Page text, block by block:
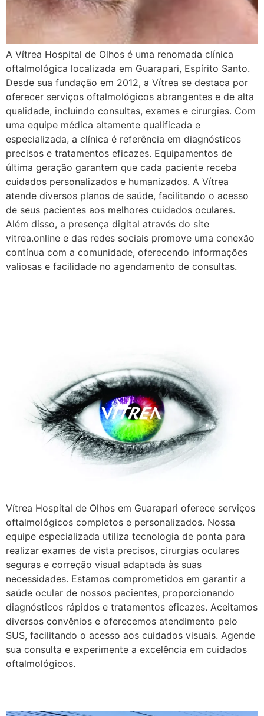
A Vítrea Hospital de Olhos é uma renomada clínica
oftalmológica localizada em Guarapari, Espírito Santo.
Desde sua fundação em 2012, a Vítrea se destaca por
oferecer serviços oftalmológicos abrangentes e de alta
qualidade, incluindo consultas, exames e cirurgias. Com
uma equipe médica altamente qualificada e
especializada, a clínica é referência em diagnósticos
precisos e tratamentos eficazes. Equipamentos de
última geração garantem que cada paciente receba
cuidados personalizados e humanizados. A Vítrea
atende diversos planos de saúde, facilitando o acesso
de seus pacientes aos melhores cuidados oculares.
Além disso, a presença digital através do site
vitrea.online e das redes sociais promove uma conexão
contínua com a comunidade, oferecendo informações
valiosas e facilidade no agendamento de consultas.
Vítrea Hospital de Olhos em Guarapari oferece serviços
oftalmológicos completos e personalizados. Nossa
equipe especializada utiliza tecnologia de ponta para
realizar exames de vista precisos, cirurgias oculares
seguras e correção visual adaptada às suas
necessidades. Estamos comprometidos em garantir a
saúde ocular de nossos pacientes, proporcionando
diagnósticos rápidos e tratamentos eficazes. Aceitamos
diversos convênios e oferecemos atendimento pelo
SUS, facilitando o acesso aos cuidados visuais. Agende
sua consulta e experimente a excelência em cuidados
oftalmológicos.